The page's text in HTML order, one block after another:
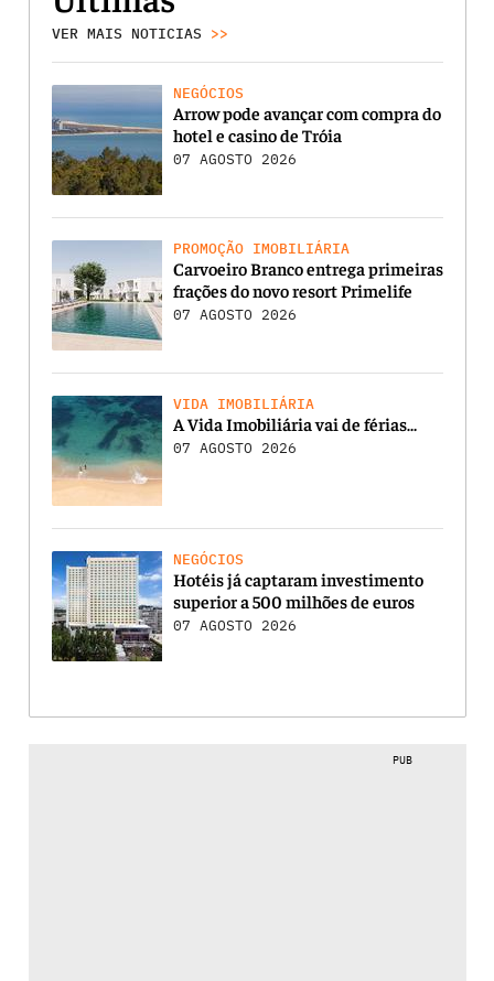
VER MAIS NOTICIAS >>
NEGÓCIOS
Arrow pode avançar com compra do
hotel e casino de Tróia
07 AGOSTO 2026
PROMOÇÃO IMOBILIÁRIA
Carvoeiro Branco entrega primeiras
frações do novo resort Primelife
07 AGOSTO 2026
VIDA IMOBILIÁRIA
A Vida Imobiliária vai de férias…
07 AGOSTO 2026
NEGÓCIOS
Hotéis já captaram investimento
superior a 500 milhões de euros
07 AGOSTO 2026
PUB